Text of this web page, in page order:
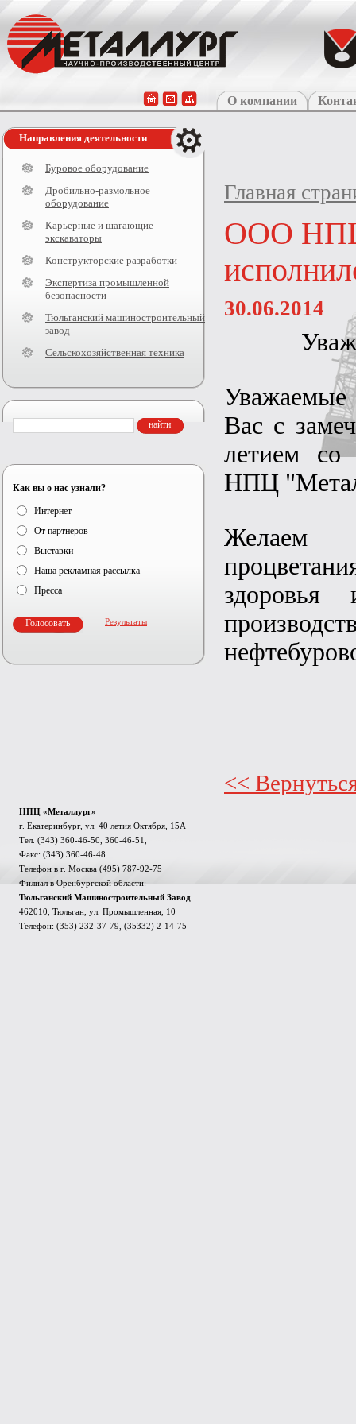
О компании
Направления деятельности
Буровое оборудование
Дробильно-размольное
оборудование
Карьерные и шагающие
экскаваторы
Конструкторские разработки
Экспертиза промышленной
безопасности
Тюльганский машиностроительный
завод
Сельскохозяйственная техника
Как вы о нас узнали?
Интернет
От партнеров
Выставки
Наша рекламная рассылка
Пресса
Результаты
Главная
ООО
30.06.2014
Уважаемые
Вас с
летием
НПЦ
Желаем
<<
НПЦ «Металлург»
г. Екатеринбург, ул. 40 летия Октября, 15А
Тел. (343) 360-46-50, 360-46-51,
Факс: (343) 360-46-48
Телефон в г. Москва (495) 787-92-75
Филиал в Оренбургской области:
Тюльганский Машиностроительный Завод
462010, Тюльган, ул. Промышленная, 10
Телефон: (353) 232-37-79, (35332) 2-14-75